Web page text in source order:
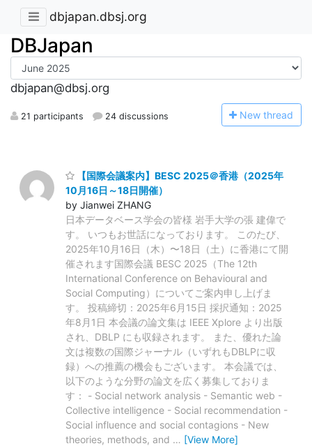
dbjapan.dbsj.org
DBJapan
dbjapan@dbsj.org
21 participants 24 discussions New thread
【国際会議案内】BESC 2025＠香港（2025年
10月16日～18日開催）
by Jianwei ZHANG
日本データベース学会の皆様 岩手大学の張 建偉で
す。 いつもお世話になっております。 このたび、
2025年10月16日（木）〜18日（土）に香港にて開
催されます国際会議 BESC 2025（The 12th
International Conference on Behavioural and
Social Computing）についてご案内申し上げま
す。 投稿締切：2025年6月15日 採択通知：2025
年8月1日 本会議の論文集は IEEE Xplore より出版
され、DBLP にも収録されます。 また、優れた論
文は複数の国際ジャーナル（いずれもDBLPに収
録）への推薦の機会もございます。 本会議では、
以下のような分野の論文を広く募集しておりま
す： - Social network analysis - Semantic web -
Collective intelligence - Social recommendation -
Social influence and social contagions - New
theories, methods, and … [View More]